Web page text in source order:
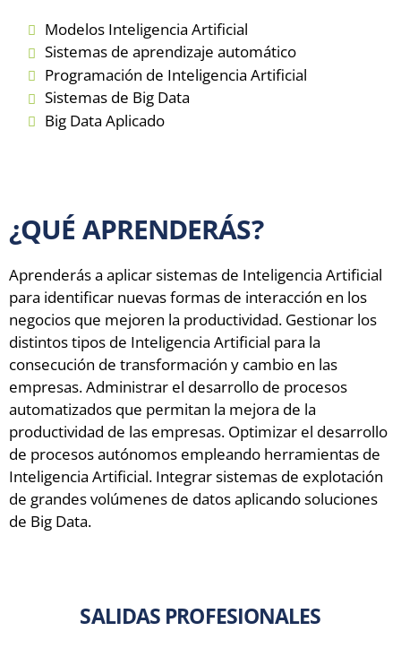
Modelos Inteligencia Artificial
Sistemas de aprendizaje automático
Programación de Inteligencia Artificial
Sistemas de Big Data
Big Data Aplicado
¿QUÉ APRENDERÁS?
Aprenderás a aplicar sistemas de Inteligencia Artificial
para identificar nuevas formas de interacción en los
negocios que mejoren la productividad. Gestionar los
distintos tipos de Inteligencia Artificial para la
consecución de transformación y cambio en las
empresas. Administrar el desarrollo de procesos
automatizados que permitan la mejora de la
productividad de las empresas. Optimizar el desarrollo
de procesos autónomos empleando herramientas de
Inteligencia Artificial. Integrar sistemas de explotación
de grandes volúmenes de datos aplicando soluciones
de Big Data.
SALIDAS PROFESIONALES